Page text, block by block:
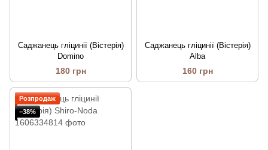
Саджанець гліцинії (Вістерія)
Domino
180 грн
Саджанець гліцинії (Вістерія)
Alba
160 грн
Розпродаж
−38%